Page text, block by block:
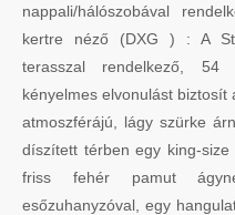
nappali/hálószobával
kertre néző (DXG ) : A
terasszal rendelkező, 54
kényelmes elvonulást
atmoszférájú, lágy szürke
díszített térben egy king-
friss fehér pamut
esőzuhanyzóval, egy